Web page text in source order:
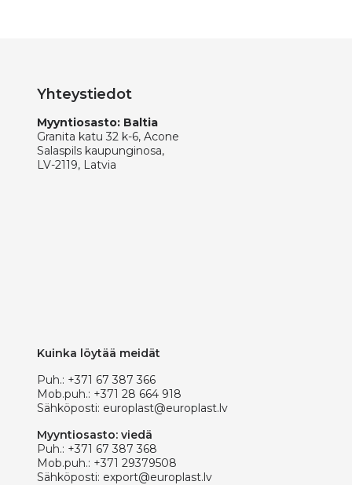
Yhteystiedot
Myyntiosasto: Baltia
Granita katu 32 k-6, Acone
Salaspils kaupunginosa,
LV-2119, Latvia
Kuinka löytää meidät
Puh.: +371 67 387 366
Mob.puh.: +371 28 664 918
Sähköposti: europlast@europlast.lv
Myyntiosasto: viedä
Puh.: +371 67 387 368
Mob.puh.: +371 29379508
Sähköposti: export@europlast.lv